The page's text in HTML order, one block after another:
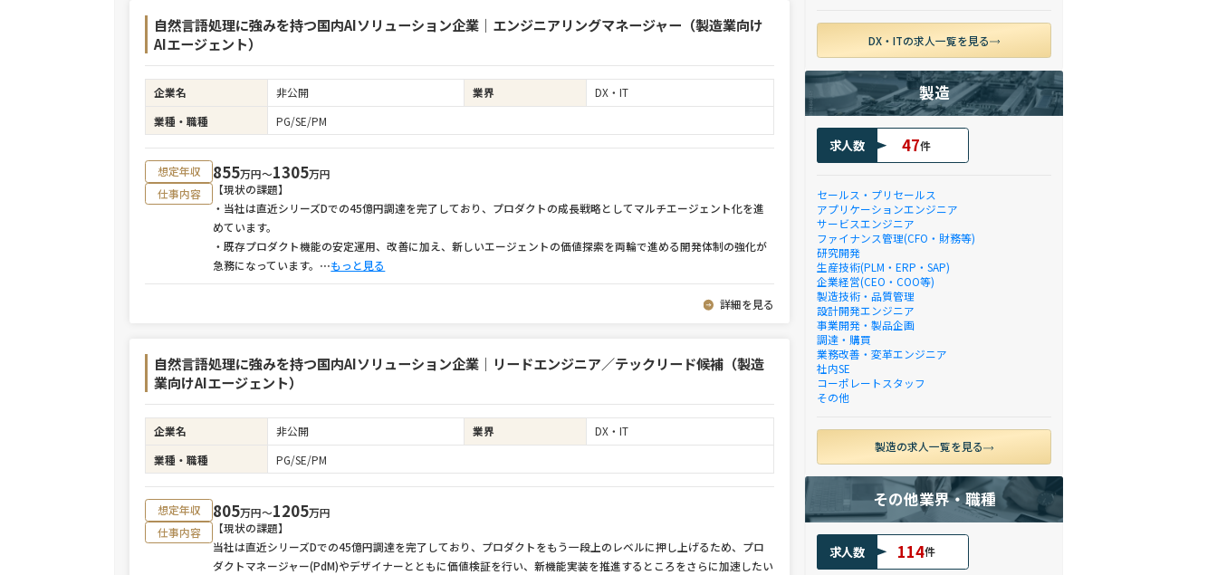
自然言語処理に強みを持つ国内AIソリューション企業｜エンジニアリングマネージャー（製造業向け
AIエージェント）
企業名 非公開 業界
DX・IT
業種・職種
PG/SE/PM
想定年収 855万円〜1305万円
仕事内容
【現状の課題】
・当社は直近シリーズDでの45億円調達を完了しており、プロダクトの成長戦略としてマルチエージェント化を進
めています。
・既存プロダクト機能の安定運用、改善に加え、新しいエージェントの価値探索を両輪で進める開発体制の強化が
急務になっています。 ⋯もっと見る
詳細を見る
自然言語処理に強みを持つ国内AIソリューション企業｜リードエンジニア／テックリード候補（製造
業向けAIエージェント）
企業名 非公開 業界
DX・IT
業種・職種
PG/SE/PM
想定年収 805万円〜1205万円
仕事内容
【現状の課題】
当社は直近シリーズDでの45億円調達を完了しており、プロダクトをもう一段上のレベルに押し上げるため、プロ
ダクトマネージャー(PdM)やデザイナーとともに価値検証を行い、新機能実装を推進するところをさらに加速したい
DX・ITの求人一覧を見る
製造
求人数 47件
セールス・プリセールス
アプリケーションエンジニア
サービスエンジニア
ファイナンス管理(CFO・財務等)
研究開発
生産技術(PLM・ERP・SAP)
企業経営(CEO・COO等)
製造技術・品質管理
設計開発エンジニア
事業開発・製品企画
調達・購買
業務改善・変革エンジニア
社内SE
コーポレートスタッフ
その他
製造の求人一覧を見る
その他業界・職種
求人数 114件